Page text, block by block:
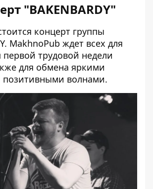
"BAKENBARDY"
концерт группы
MakhnoPub ждет всех для
трудовой недели
для обмена яркими
волнами.